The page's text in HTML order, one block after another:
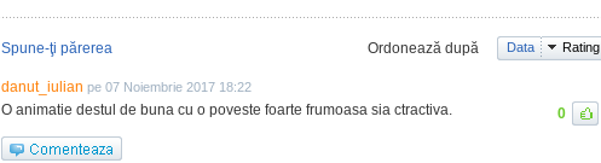
Spune-ţi părerea Ordonează după Data Rating
danut_iulian pe 07 Noiembrie 2017 18:22
O animatie destul de buna cu o poveste foarte frumoasa sia ctractiva. 0